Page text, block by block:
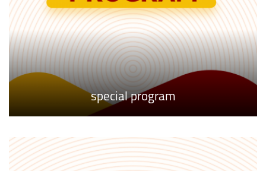
special program